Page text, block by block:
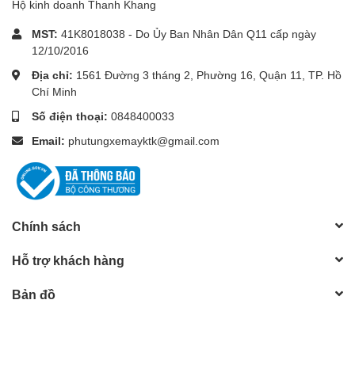
Hộ kinh doanh Thanh Khang
MST: 41K8018038 - Do Ủy Ban Nhân Dân Q11 cấp ngày
12/10/2016
Địa chỉ: 1561 Đường 3 tháng 2, Phường 16, Quận 11, TP. Hồ
Chí Minh
Số điện thoại: 0848400033
Email: phutungxemayktk@gmail.com
Chính sách
Hỗ trợ khách hàng
Bản đồ